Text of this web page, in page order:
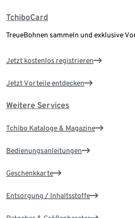
TchiboCard
TreueBohnen sammeln und exklusive
Jetzt kostenlos registrieren
Jetzt Vorteile entdecken
Weitere Services
Tchibo Kataloge & Magazine
Bedienungsanleitungen
Geschenkkarte
Entsorgung / Inhaltsstoffe